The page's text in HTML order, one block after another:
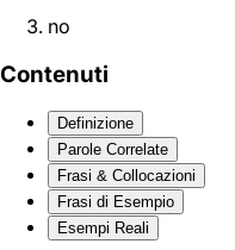
no
Contenuti
Definizione
Parole Correlate
Frasi & Collocazioni
Frasi di Esempio
Esempi Reali